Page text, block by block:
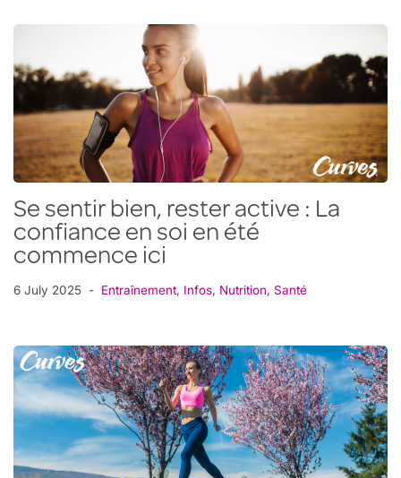
Se sentir bien, rester active : La
confiance en soi en été
commence ici
6 July 2025 Entraînement, Infos, Nutrition, Santé